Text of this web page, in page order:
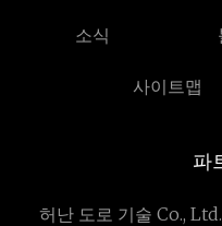
소식
사이트맵
파
허난 도로 기술 Co., Ltd.